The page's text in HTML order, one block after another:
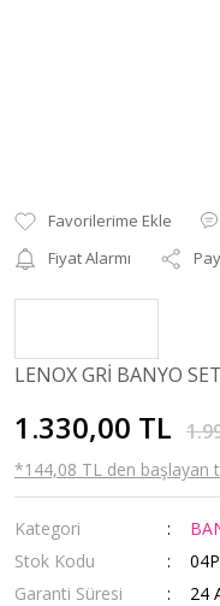
Fiyat Alarmı
LENOX GRİ BANYO
1.330,00 TL
*144,08 TL den başlayan
Kategori
Stok Kodu
Garanti Süresi
24